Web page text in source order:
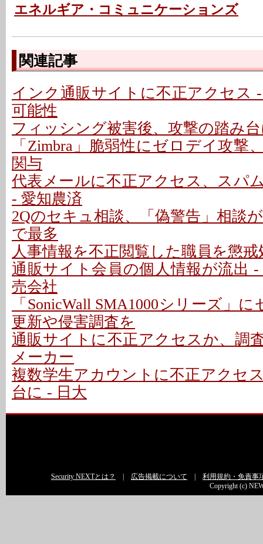
エネルギア・コミュニケーションズ
関連記事
インク通販サイトに不正アクセス
可能性
フィッシング被害後、攻撃の踏み
「Zimbra」脆弱性にゼロデイ攻撃
関与
代表メールに不正アクセス、スパ
- 愛知農済
2Qのセキュ相談、「偽警告」相談
で最多
人事情報を不正閲覧した職員を懲
通販サイト会員の個人情報が流出
売会社
「SonicWall SMA1000シリーズ」
更新や侵害調査を
通販サイトに不正アクセスか、調
メーカー
複数学生アカウントに不正アクセ
台に - 日大
Security NEXTとは？ 広告掲載について
利用規約・免責事
Copyright (c)